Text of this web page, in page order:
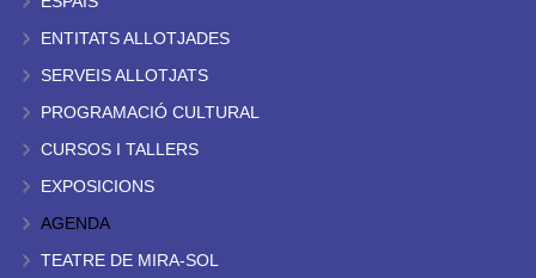
ENTITATS ALLOTJADES
SERVEIS ALLOTJATS
PROGRAMACIÓ CULTURAL
CURSOS I TALLERS
EXPOSICIONS
AGENDA
TEATRE DE MIRA-SOL